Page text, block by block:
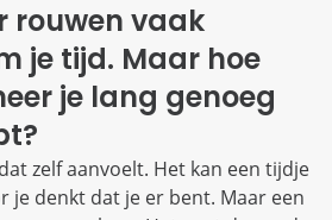
rouwen vaak
je tijd. Maar hoe
je lang genoeg
zelf aanvoelt. Het kan een tijdje
je denkt dat je er bent. Maar een